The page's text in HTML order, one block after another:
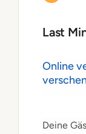
Last
Online
Deine